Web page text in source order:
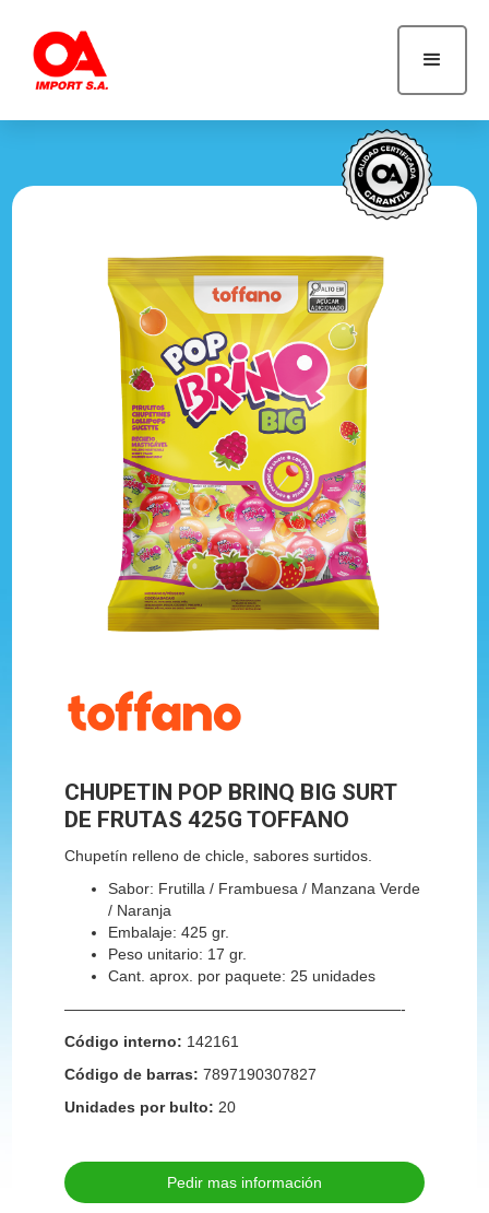
CHUPETIN POP BRINQ BIG SURT
DE FRUTAS 425G TOFFANO
Chupetín relleno de chicle, sabores surtidos.
Sabor: Frutilla / Frambuesa / Manzana Verde
/ Naranja
Embalaje: 425 gr.
Peso unitario: 17 gr.
Cant. aprox. por paquete: 25 unidades
——————————————————————-
Código interno: 142161
Código de barras: 7897190307827
Unidades por bulto: 20
Pedir mas información